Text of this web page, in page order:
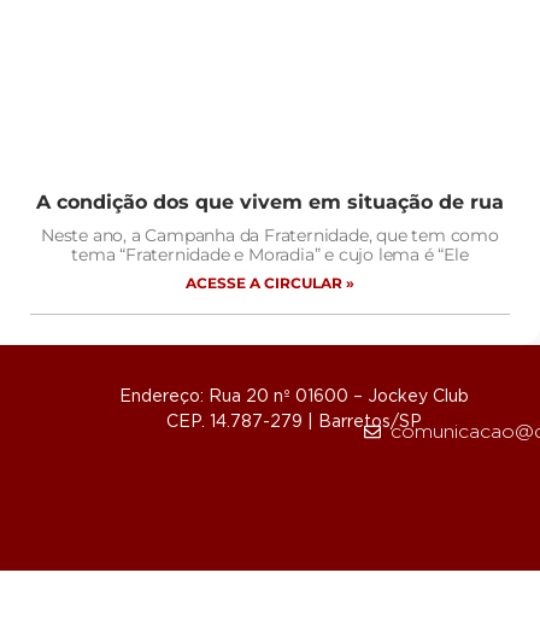
A condição dos que vivem em situação de rua
Neste ano, a Campanha da Fraternidade, que tem como
tema “Fraternidade e Moradia” e cujo lema é “Ele
ACESSE A CIRCULAR »
Endereço: Rua 20 nº 01600 – Jockey Club
CEP. 14.787-279 | Barretos/SP